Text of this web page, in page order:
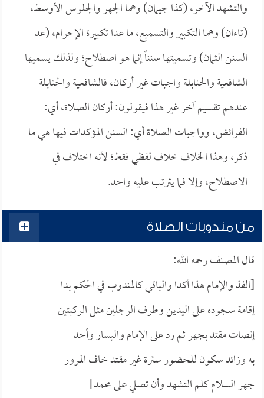
والتشهد الآخر، (كذا جيمان) وهما الجهر والجلوس الأوسط،
(تاءان) وهما التكبير والتسميع، ما عدا تكبيرة الإحرام، (عد
السنن الثمان) وتسميتها سنناً إنما هو اصطلاح؛ ولذلك يسميها
الشافعية والحنابلة واجبات غير أركان، فالشافعية والحنابلة
عندهم تقسيم آخر غير هذا فيقولون: أركان الصلاة، أي:
الفرائض، وواجبات الصلاة أي: السنن المؤكدات فيها هي ما
ذكر، وهذا الخلاف خلاف لفظي فقط؛ لأنه اختلاف في
الاصطلاح، وإلا فما يترتب عليه واحد.
من مندوبات الصلاة
قال المصنف رحمه الله:
[الفذ والإمام هذا أكدا والباقي كالمندوب في الحكم بدا
إقامة سجوده على اليدين وطرف الرجلين مثل الركبتين
إنصات مقتد بجهر ثم رد على الإمام واليسار وأحد
به وزائد سكون للحضور سترة غير مقتد خاف المرور
جهر السلام كلم التشهد وأن تصلي على محمد]